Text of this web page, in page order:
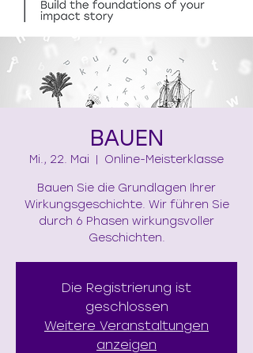
BAUEN
Mi., 22. Mai
  |
Online-Meisterklasse
Bauen Sie die Grundlagen Ihrer
Wirkungsgeschichte. Wir führen Sie
durch 6 Phasen wirkungsvoller
Geschichten.
Die Registrierung ist
geschlossen
Weitere Veranstaltungen
anzeigen